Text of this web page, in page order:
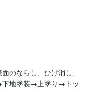
のならし、ひけ消し、
地塗装→上塗り→トッ